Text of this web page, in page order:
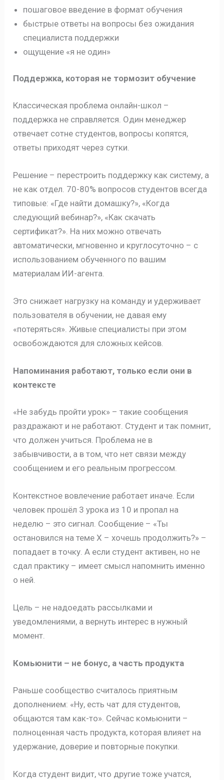
пошаговое введение в формат обучения
быстрые ответы на вопросы без ожидания
специалиста поддержки
ощущение «я не один»
Поддержка, которая не тормозит обучение
Классическая проблема онлайн-школ –
поддержка не справляется. Один менеджер
отвечает сотне студентов, вопросы копятся,
ответы приходят через сутки.
Решение – перестроить поддержку как систему, а
не как отдел. 70-80% вопросов студентов всегда
типовые: «Где найти домашку?», «Когда
следующий вебинар?», «Как скачать
сертификат?». На них можно отвечать
автоматически, мгновенно и круглосуточно – с
использованием обученного по вашим
материалам ИИ-агента.
Это снижает нагрузку на команду и удерживает
пользователя в обучении, не давая ему
«потеряться». Живые специалисты при этом
освобождаются для сложных кейсов.
Напоминания работают, только если они в
контексте
«Не забудь пройти урок» – такие сообщения
раздражают и не работают. Студент и так помнит,
что должен учиться. Проблема не в
забывчивости, а в том, что нет связи между
сообщением и его реальным прогрессом.
Контекстное вовлечение работает иначе. Если
человек прошёл 3 урока из 10 и пропал на
неделю – это сигнал. Сообщение – «Ты
остановился на теме X – хочешь продолжить?» –
попадает в точку. А если студент активен, но не
сдал практику – имеет смысл напомнить именно
о ней.
Цель – не надоедать рассылками и
уведомлениями, а вернуть интерес в нужный
момент.
Комьюнити – не бонус, а часть продукта
Раньше сообщество считалось приятным
дополнением: «Ну, есть чат для студентов,
общаются там как-то». Сейчас комьюнити –
полноценная часть продукта, которая влияет на
удержание, доверие и повторные покупки.
Когда студент видит, что другие тоже учатся,